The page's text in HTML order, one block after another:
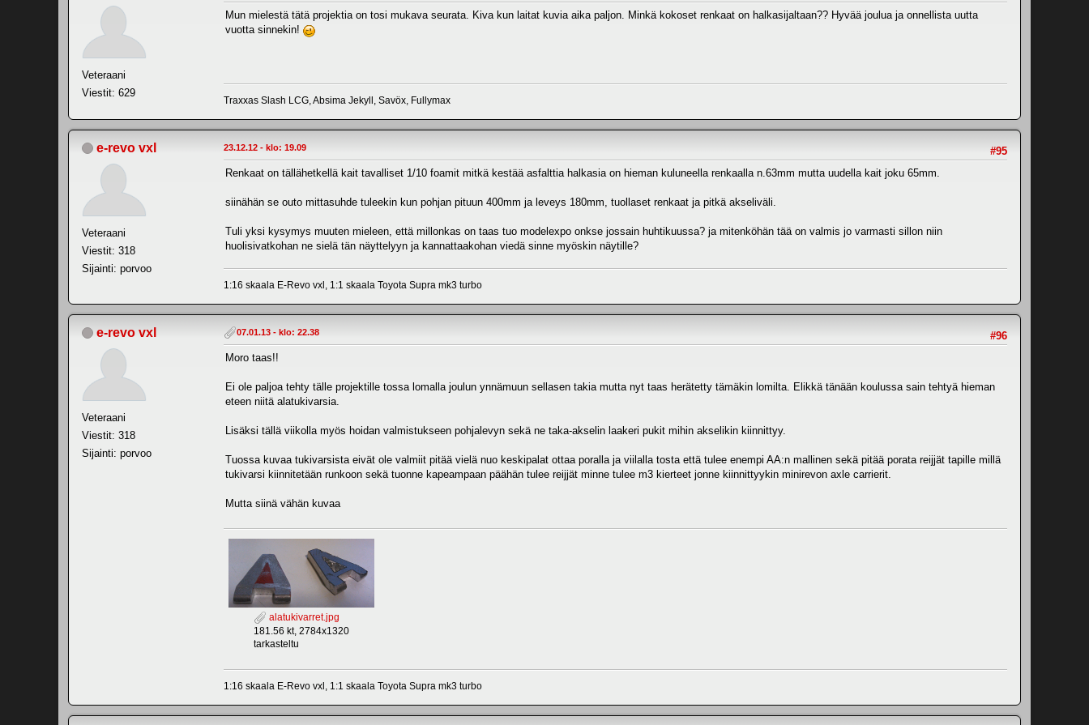
Veteraani
Viestit: 629
Mun mielestä tätä projektia on tosi mukava seurata. Kiva kun laitat kuvia aika paljon. Minkä kokoset renkaat on halkasijaltaan?? Hyvää joulua ja onnellista uutta
vuotta sinnekin!
Traxxas Slash LCG, Absima Jekyll, Savöx, Fullymax
e-revo vxl
Veteraani
Viestit: 318
Sijainti: porvoo
#95
23.12.12 - klo: 19.09
Renkaat on tällähetkellä kait tavalliset 1/10 foamit mitkä kestää asfalttia halkasia on hieman kuluneella renkaalla n.63mm mutta uudella kait joku 65mm.
siinähän se outo mittasuhde tuleekin kun pohjan pituun 400mm ja leveys 180mm, tuollaset renkaat ja pitkä akseliväli.
Tuli yksi kysymys muuten mieleen, että millonkas on taas tuo modelexpo onkse jossain huhtikuussa? ja mitenköhän tää on valmis jo varmasti sillon niin
huolisivatkohan ne sielä tän näyttelyyn ja kannattaakohan viedä sinne myöskin näytille?
1:16 skaala E-Revo vxl, 1:1 skaala Toyota Supra mk3 turbo
e-revo vxl
Veteraani
Viestit: 318
Sijainti: porvoo
#96
07.01.13 - klo: 22.38
Moro taas!!
Ei ole paljoa tehty tälle projektille tossa lomalla joulun ynnämuun sellasen takia mutta nyt taas herätetty tämäkin lomilta. Elikkä tänään koulussa sain tehtyä hieman
eteen niitä alatukivarsia.
Lisäksi tällä viikolla myös hoidan valmistukseen pohjalevyn sekä ne taka-akselin laakeri pukit mihin akselikin kiinnittyy.
Tuossa kuvaa tukivarsista eivät ole valmiit pitää vielä nuo keskipalat ottaa poralla ja viilalla tosta että tulee enempi AA:n mallinen sekä pitää porata reijjät tapille millä
tukivarsi kiinnitetään runkoon sekä tuonne kapeampaan päähän tulee reijjät minne tulee m3 kierteet jonne kiinnittyykin minirevon axle carrierit.
Mutta siinä vähän kuvaa
alatukivarret.jpg
181.56 kt, 2784x1320
tarkasteltu
1:16 skaala E-Revo vxl, 1:1 skaala Toyota Supra mk3 turbo